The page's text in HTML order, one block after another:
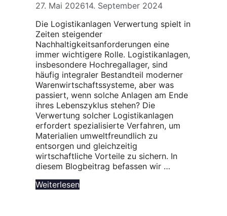
27. Mai 202614. September 2024
Die Logistikanlagen Verwertung spielt in
Zeiten steigender
Nachhaltigkeitsanforderungen eine
immer wichtigere Rolle. Logistikanlagen,
insbesondere Hochregallager, sind
häufig integraler Bestandteil moderner
Warenwirtschaftssysteme, aber was
passiert, wenn solche Anlagen am Ende
ihres Lebenszyklus stehen? Die
Verwertung solcher Logistikanlagen
erfordert spezialisierte Verfahren, um
Materialien umweltfreundlich zu
entsorgen und gleichzeitig
wirtschaftliche Vorteile zu sichern. In
diesem Blogbeitrag befassen wir …
Weiterlesen